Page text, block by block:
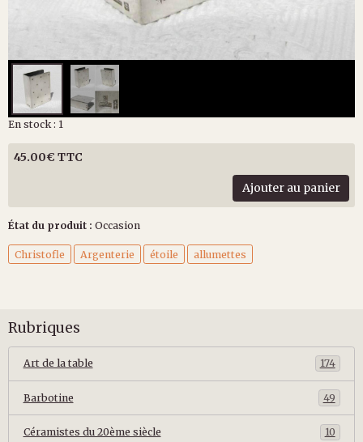
En stock : 1
45.00€ TTC
Ajouter au panier
État du produit : Occasion
Christofle Argenterie étoile allumettes
Rubriques
Art de la table 174
Barbotine 49
Céramistes du 20ème siècle 10